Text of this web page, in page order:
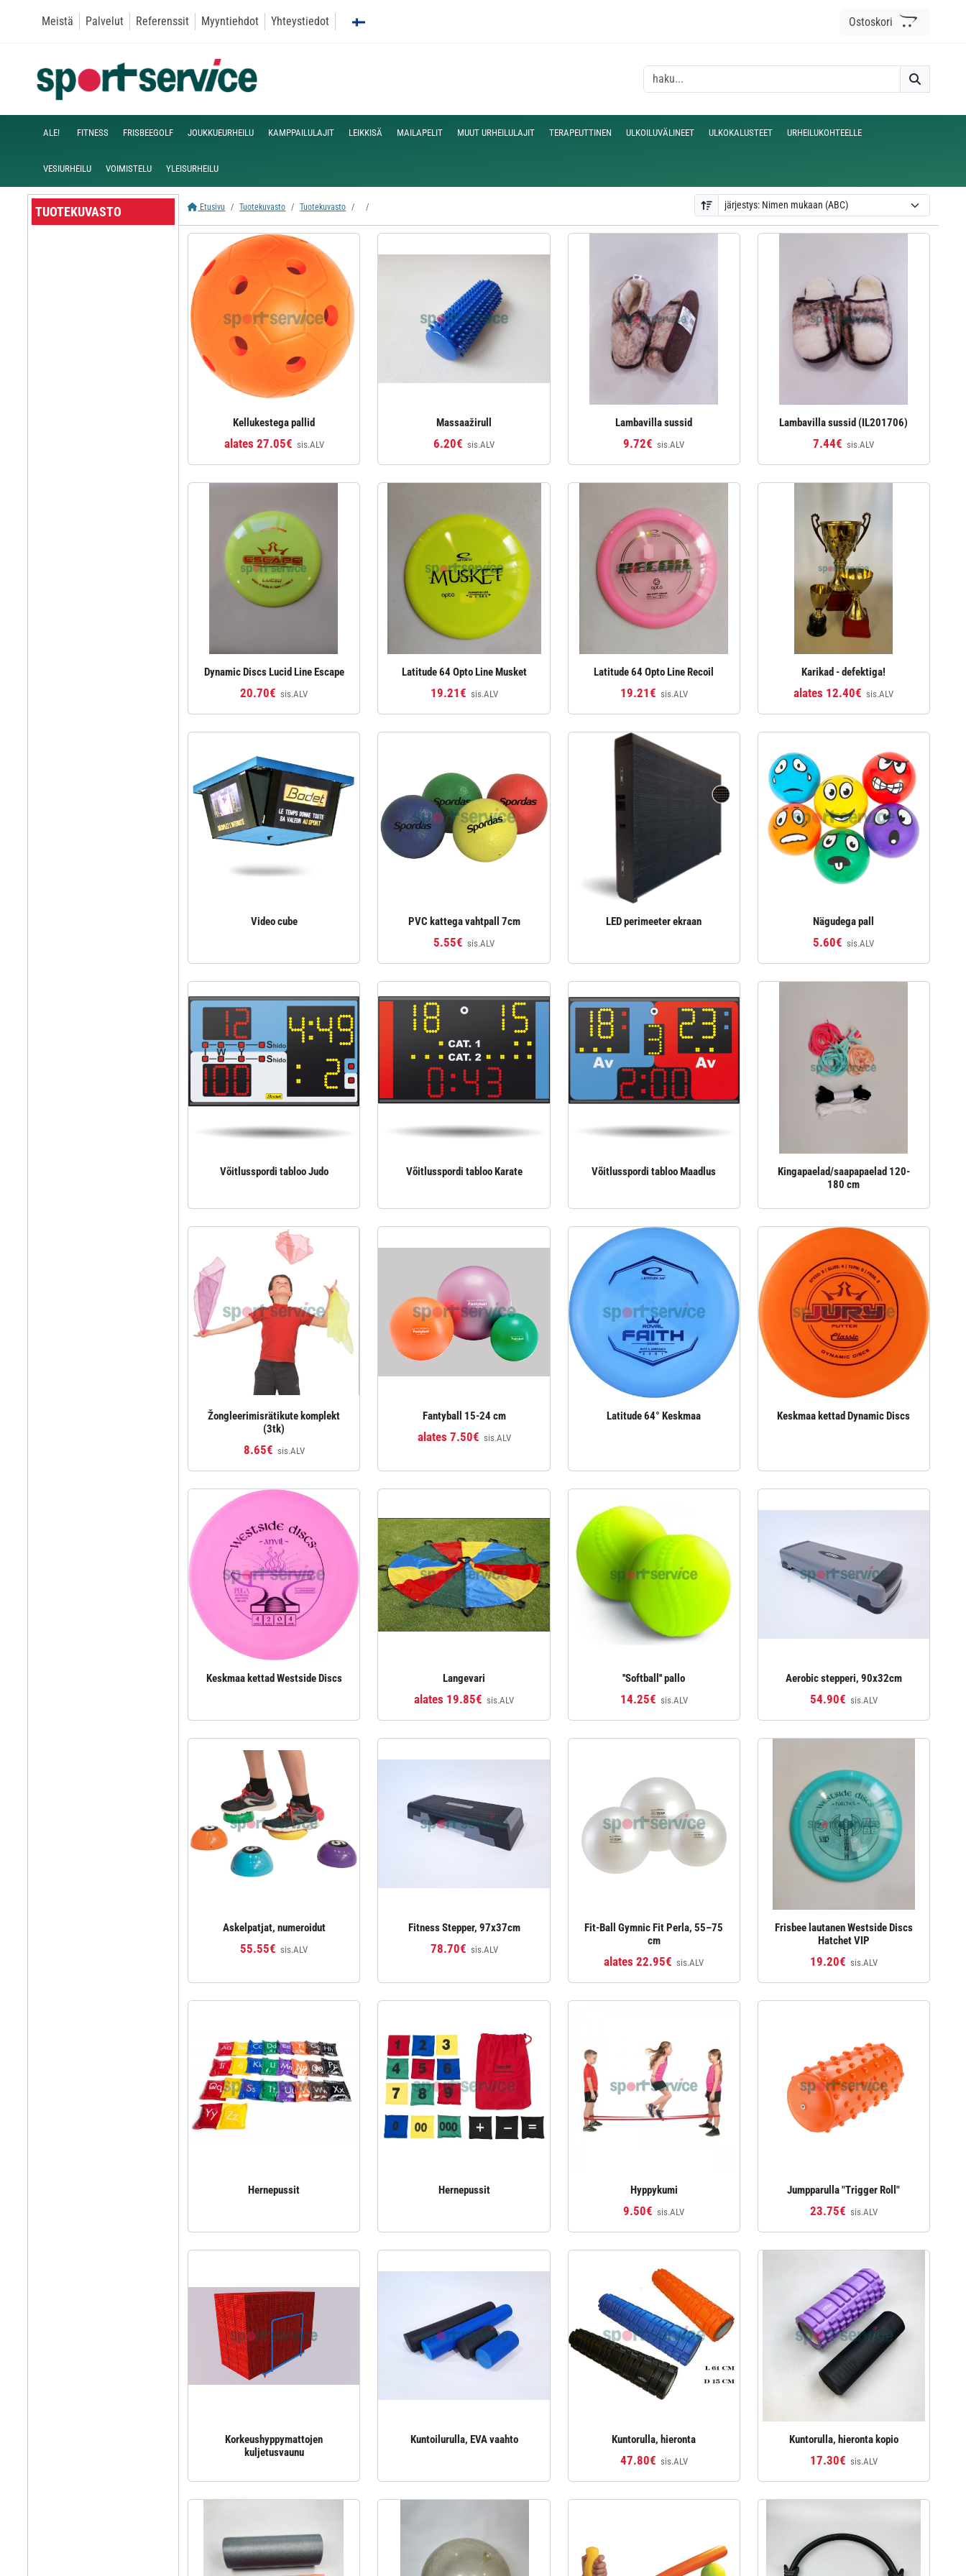
Meistä Palvelut Referenssit Myyntiehdot Yhteystiedot Ostoskori
ALE! FITNESS FRISBEEGOLF JOUKKUEURHEILU KAMPPAILULAJIT LEIKKISÄ MAILAPELIT MUUT URHEILULAJIT TERAPEUTTINEN ULKOILUVÄLINEET ULKOKALUSTEET URHEILUKOHTEELLE
VESIURHEILU VOIMISTELU YLEISURHEILU
TUOTEKUVASTO Etusivu Tuotekuvasto Tuotekuvasto
Kellukestega pallid
alates 27.05€ sis.ALV
Massaažirull
6.20€ sis.ALV
Lambavilla sussid
9.72€ sis.ALV
Lambavilla sussid (IL201706)
7.44€ sis.ALV
Dynamic Discs Lucid Line Escape
20.70€ sis.ALV
Latitude 64 Opto Line Musket
19.21€ sis.ALV
Latitude 64 Opto Line Recoil
19.21€ sis.ALV
Karikad - defektiga!
alates 12.40€ sis.ALV
Video cube PVC kattega vahtpall 7cm
5.55€ sis.ALV
LED perimeeter ekraan Nägudega pall
5.60€ sis.ALV
Võitlusspordi tabloo Judo Võitlusspordi tabloo Karate Võitlusspordi tabloo Maadlus
Kingapaelad/saapapaelad 120-
180 cm
Žongleerimisrätikute komplekt
(3tk)
8.65€ sis.ALV
Fantyball 15-24 cm
alates 7.50€ sis.ALV
Latitude 64° Keskmaa Keskmaa kettad Dynamic Discs
Keskmaa kettad Westside Discs Langevari
alates 19.85€ sis.ALV
''Softball'' pallo
14.25€ sis.ALV
Aerobic stepperi, 90x32cm
54.90€ sis.ALV
Askelpatjat, numeroidut
55.55€ sis.ALV
Fitness Stepper, 97x37cm
78.70€ sis.ALV
Fit‑Ball Gymnic Fit Perla, 55–75
cm
alates 22.95€ sis.ALV
Frisbee lautanen Westside Discs
Hatchet VIP
19.20€ sis.ALV
Hernepussit Hernepussit Hyppykumi
9.50€ sis.ALV
Jumpparulla "Trigger Roll"
23.75€ sis.ALV
Korkeushyppymattojen
kuljetusvaunu
Kuntoilurulla, EVA vaahto Kuntorulla, hieronta
47.80€ sis.ALV
Kuntorulla, hieronta kopio
17.30€ sis.ALV